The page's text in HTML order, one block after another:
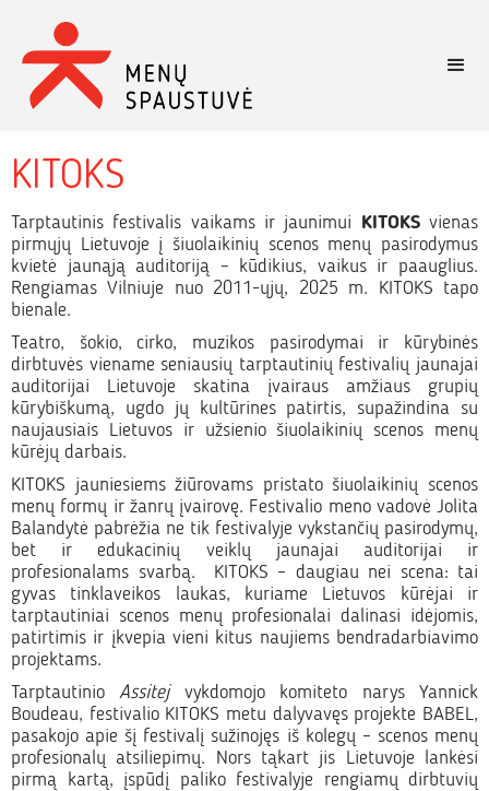
KITOKS
Tarptautinis festivalis vaikams ir jaunimui KITOKSvienas
pirmųjų Lietuvoje į šiuolaikinių scenos menų pasirodymus
kvietė jaunąją auditoriją – kūdikius, vaikus ir paauglius.
Rengiamas Vilniuje nuo 2011-ųjų, 2025 m. KITOKS tapo
bienale.
Teatro, šokio, cirko, muzikos pasirodymai ir kūrybinės
dirbtuvės viename seniausių tarptautinių festivalių jaunajai
auditorijai Lietuvoje skatina įvairaus amžiaus grupių
kūrybiškumą, ugdo jų kultūrines patirtis, supažindina su
naujausiais Lietuvos ir užsienio šiuolaikinių scenos menų
kūrėjų darbais.
KITOKS jauniesiems žiūrovams pristato šiuolaikinių scenos
menų formų ir žanrų įvairovę. Festivalio meno vadovė Jolita
Balandytė pabrėžia ne tik festivalyje vykstančių pasirodymų,
bet ir edukacinių veiklų jaunajai auditorijai ir
profesionalams svarbą. KITOKS – daugiau nei scena: tai
gyvas tinklaveikos laukas, kuriame Lietuvos kūrėjai ir
tarptautiniai scenos menų profesionalai dalinasi idėjomis,
patirtimis ir įkvepia vieni kitus naujiems bendradarbiavimo
projektams.
TarptautinioAssitejvykdomojo komiteto narys Yannick
Boudeau, festivalio KITOKS metu dalyvavęs projekte BABEL,
pasakojo apie šį festivalį sužinojęs iš kolegų – scenos menų
profesionalų atsiliepimų. Nors tąkart jis Lietuvoje lankėsi
pirmą kartą, įspūdį paliko festivalyje rengiamų dirbtuvių